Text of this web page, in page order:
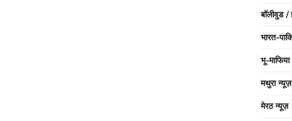
बॉलीवुड /
भारत-
भू-माफिया
मथुरा न्यूज़
मेरठ न्यूज़